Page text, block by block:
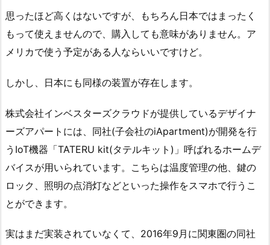
思ったほど高くはないですが、もちろん日本ではまったく
もって使えませんので、購入しても意味がありません。ア
メリカで使う予定がある人ならいいですけど。
しかし、日本にも同様の装置が存在します。
株式会社インベスターズクラウドが提供しているデザイナ
ーズアパートには、同社(子会社のiApartment)が開発を行
うIoT機器「TATERU kit(タテルキット)」呼ばれるホームデ
バイスが用いられています。こちらは温度管理の他、鍵の
ロック、照明の点消灯などといった操作をスマホで行うこ
とができます。
実はまだ実装されていなくて、2016年9月に関東圏の同社